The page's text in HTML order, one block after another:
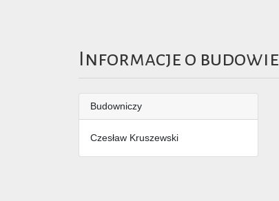
Informacje o budowie
Budowniczy
Czesław Kruszewski